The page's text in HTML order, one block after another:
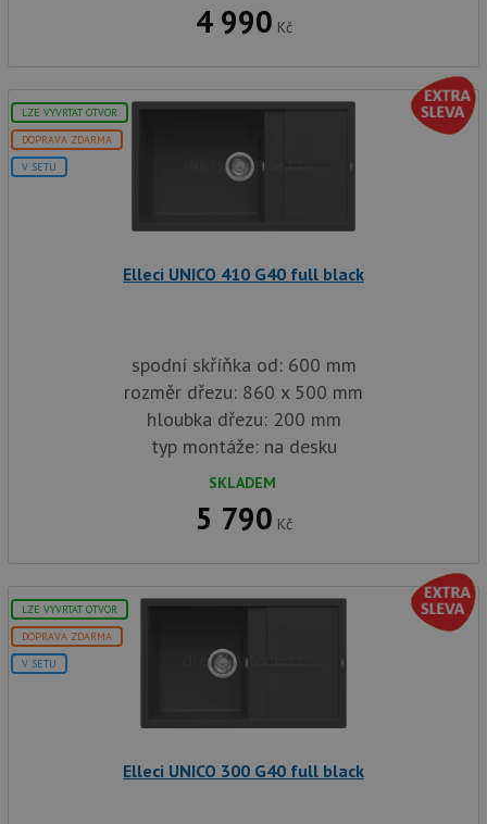
4 990 Kč
LZE VYVRTAT OTVOR
DOPRAVA ZDARMA
V SETU
Elleci UNICO 410 G40 full black
spodní skříňka od: 600 mm
rozměr dřezu: 860 x 500 mm
hloubka dřezu: 200 mm
typ montáže: na desku
SKLADEM
5 790 Kč
LZE VYVRTAT OTVOR
DOPRAVA ZDARMA
V SETU
Elleci UNICO 300 G40 full black